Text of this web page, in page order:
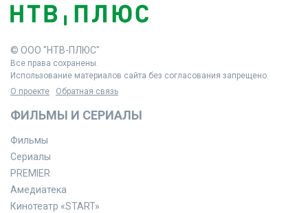
© ООО "НТВ-ПЛЮС"
Все права сохранены.
Использование материалов сайта без согласования запрещено.
О проекте
Обратная связь
ФИЛЬМЫ И СЕРИАЛЫ
Фильмы
Сериалы
PREMIER
Амедиатека
Кинотеатр «START»